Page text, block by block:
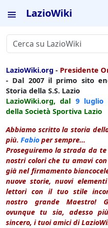
LazioWiki
LazioWiki.org - Presidente
- Dal 2007 il primo sito
Storia della S.S. Lazio
LazioWiki.org, dal 9 luglio
della Società Sportiva Lazio
Abbiamo scritto la storia
più. Fabio per sempre...
Proseguiremo la strada da
nostri colori che tu amavi
già nel firmamento
nuove storie, nuovi
lettori con il tuo stile
nostro grande Maestro!
ovunque tu sia, adesso
sincero, i tuoi amici di